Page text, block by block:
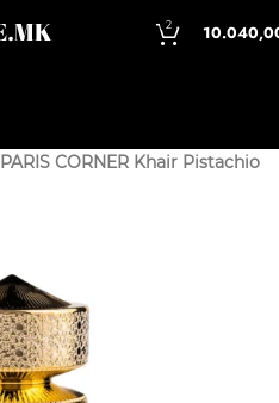
2
PARIS CORNER Khair Pistachio